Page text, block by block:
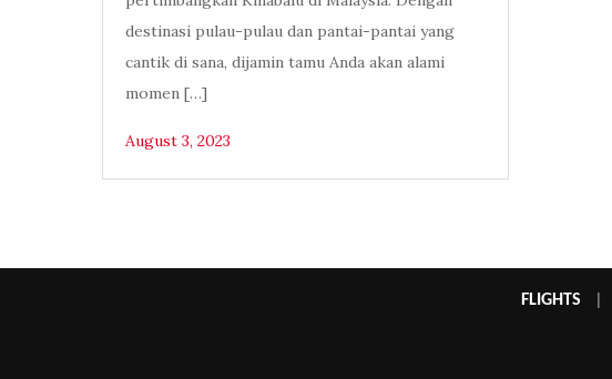
destinasi pulau-pulau dan pantai-pantai yang
cantik di sana, dijamin tamu Anda akan alami
momen […]
August 3, 2023
FLIGHTS